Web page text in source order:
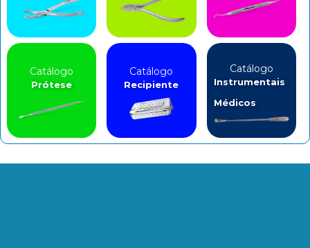
Catálogo
Prótese
Catálogo
Recipiente
Catálogo
Instrumentais
Médicos